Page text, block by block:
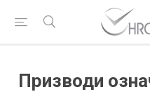
Призводи